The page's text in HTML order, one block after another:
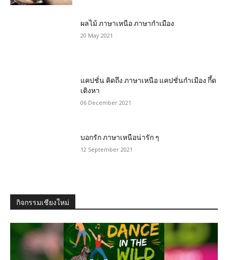
ผลไม้ ภาษาเหนือ ภาษากำเมือง
20 May 2021
แคปชั่น คิดถึง ภาษาเหนือ แคปชั่นกำเมือง กึ้ด
เติงหา
06 December 2021
บอกรัก ภาษาเหนือน่ารัก ๆ
12 September 2021
กิจกรรมเชียงใหม่